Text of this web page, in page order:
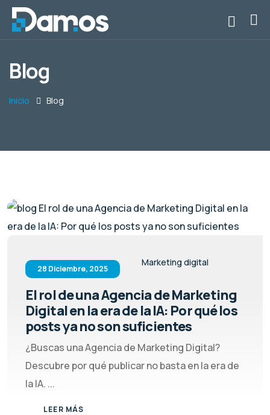
Blog
Inicio Blog
28 Diciembre, 2025
Marketing digital
El rol de una Agencia de Marketing
Digital en la era de la IA: Por qué los
posts ya no son suficientes
¿Buscas una Agencia de Marketing Digital?
Descubre por qué publicar no basta en la era de
la IA. ...
LEER MÁS